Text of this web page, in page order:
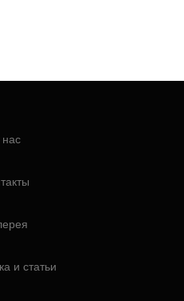
и статьи